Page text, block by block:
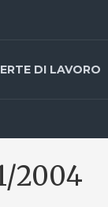
DI LAVORO
2004